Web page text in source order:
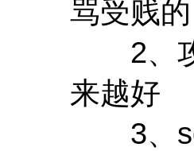
骂受贱
2、攻
来越好
3、sc